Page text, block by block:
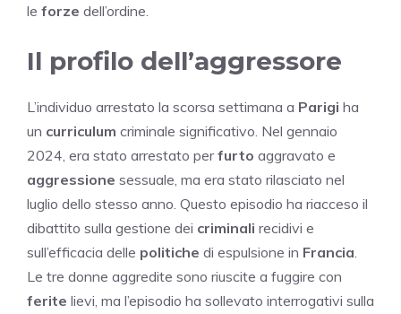
le forze dell’ordine.
Il profilo dell’aggressore
L’individuo arrestato la scorsa settimana a Parigi ha
un curriculum criminale significativo. Nel gennaio
2024, era stato arrestato perfurto aggravato e
aggressione sessuale, ma era stato rilasciato nel
luglio dello stesso anno. Questo episodio ha riacceso il
dibattito sulla gestione dei criminali recidivi e
sull’efficacia delle politiche di espulsione in Francia
Le tre donne aggredite sono riuscite a fuggire con
ferite lievi, ma l’episodio ha sollevato interrogativi sulla